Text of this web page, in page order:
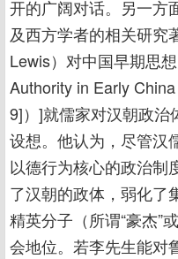
开的广阔对话。另一方
及西方学者的相关研究
Lewis）对中国早期思
Authority in Early
9]）]就儒家对汉朝政治
设想。他认为，尽管汉
以德行为核心的政治制
了汉朝的政体，弱化了
精英分子（所谓“豪杰”
会地位。若李先生能对